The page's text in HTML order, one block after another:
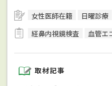
女性医師在籍 日曜診療
経鼻内視鏡検査
血管エ
取材記事